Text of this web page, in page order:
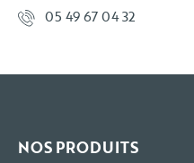
05 49 67 04 32
NOS PRODUITS